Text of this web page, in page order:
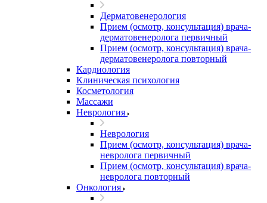
Дерматовенерология
Прием (осмотр, консультация) врача-
дерматовенеролога первичный
Прием (осмотр, консультация) врача-
дерматовенеролога повторный
Кардиология
Клиническая психология
Косметология
Массажи
Неврология
Неврология
Прием (осмотр, консультация) врача-
невролога первичный
Прием (осмотр, консультация) врача-
невролога повторный
Онкология